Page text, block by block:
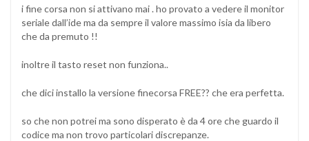
i fine corsa non si attivano mai . ho provato a vedere il monitor
seriale dall’ide ma da sempre il valore massimo isia da libero
che da premuto !!
inoltre il tasto reset non funziona..
che dici installo la versione finecorsa FREE?? che era perfetta.
so che non potrei ma sono disperato è da 4 ore che guardo il
codice ma non trovo particolari discrepanze.